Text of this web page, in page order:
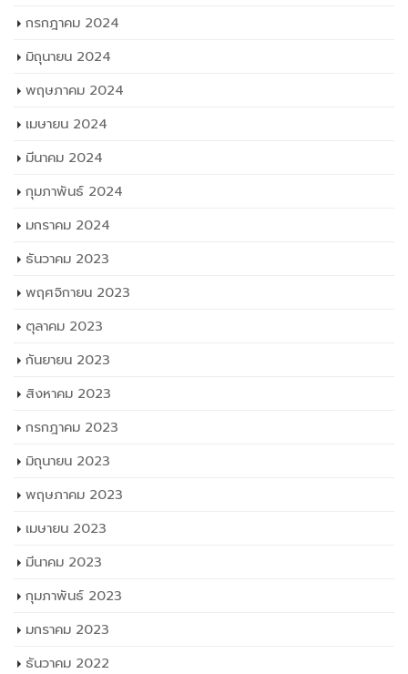
กรกฎาคม 2024
มิถุนายน 2024
พฤษภาคม 2024
เมษายน 2024
มีนาคม 2024
กุมภาพันธ์ 2024
มกราคม 2024
ธันวาคม 2023
พฤศจิกายน 2023
ตุลาคม 2023
กันยายน 2023
สิงหาคม 2023
กรกฎาคม 2023
มิถุนายน 2023
พฤษภาคม 2023
เมษายน 2023
มีนาคม 2023
กุมภาพันธ์ 2023
มกราคม 2023
ธันวาคม 2022